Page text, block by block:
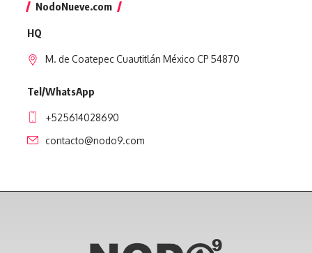
NodoNueve.com
HQ
M. de Coatepec Cuautitlán México CP 54870
Tel/WhatsApp
+525614028690
contacto@nodo9.com